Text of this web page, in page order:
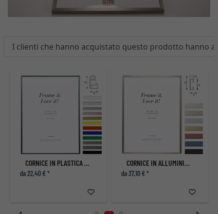
I clienti che hanno acquistato questo prodotto hanno
CORNICE IN PLASTICA ART
da 22,40 € *
CORNICE IN ALLUMINIO ECON ANGOLARE SU MISURA
da 37,10 € *